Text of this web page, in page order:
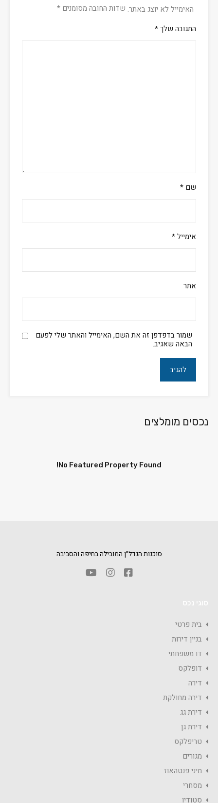
האימייל לא יוצג באתר. שדות החובה מסומנים *
התגובה שלך*
שם *
אימייל*
אתר
שמור בדפדפן זה את השם, האימייל והאתר שלי לפעם
הבאה שאגיב.
נכסים מומלצים
No Featured Property Found!
סוכנות הנדל״ן המובילה בחיפה והסביבה
בית פרטי
בניין דירות
דו משפחתי
דופלקס
דירה
דירה מחולקת
דירת גג
דירת גן
טריפלקס
מגורים
מיני פנטהאוז
מסחרי
סטודיו